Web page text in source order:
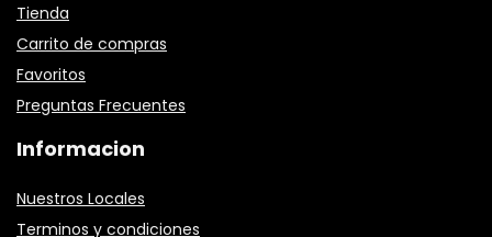
Tienda
Carrito de compras
Favoritos
Preguntas Frecuentes
Informacion
Nuestros Locales
Terminos y condiciones